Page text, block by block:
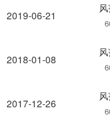
2019-06-21
2018-01-08
2017-12-26